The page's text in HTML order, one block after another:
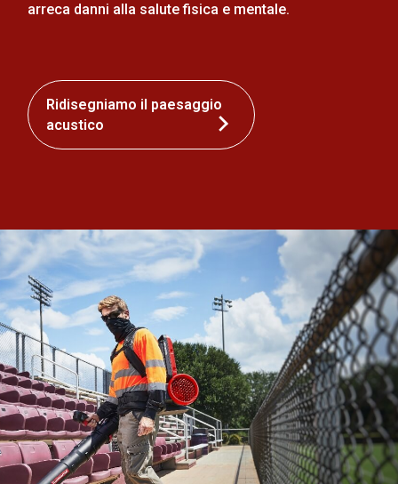
arreca danni alla salute fisica e mentale.
Ridisegniamo il paesaggio
acustico